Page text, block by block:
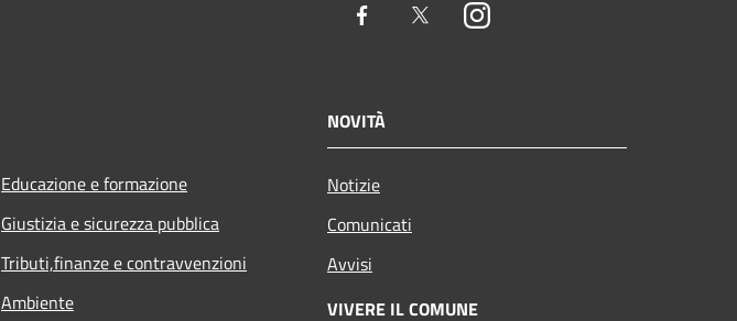
Facebook TwitterInstagram
Educazione e formazione
Giustizia e sicurezza pubblica
Tributi,finanze e contravvenzioni
Ambiente
NOVITÀ
Notizie
Comunicati
Avvisi
VIVERE IL COMUNE